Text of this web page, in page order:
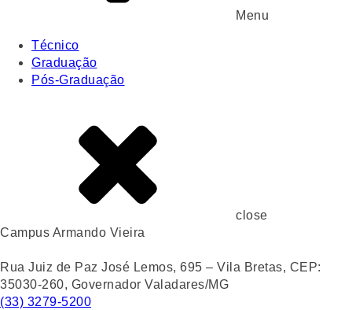
Menu
Técnico
Graduação
Pós-Graduação
close
Campus Armando Vieira
Rua Juiz de Paz José Lemos, 695 – Vila Bretas, CEP:
35030-260, Governador Valadares/MG
(33) 3279-5200